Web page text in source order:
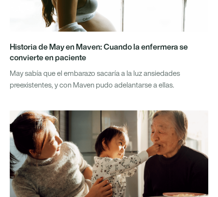
Historia de May en Maven: Cuando la enfermera se
convierte en paciente
May sabía que el embarazo sacaría a la luz ansiedades
preexistentes, y con Maven pudo adelantarse a ellas.